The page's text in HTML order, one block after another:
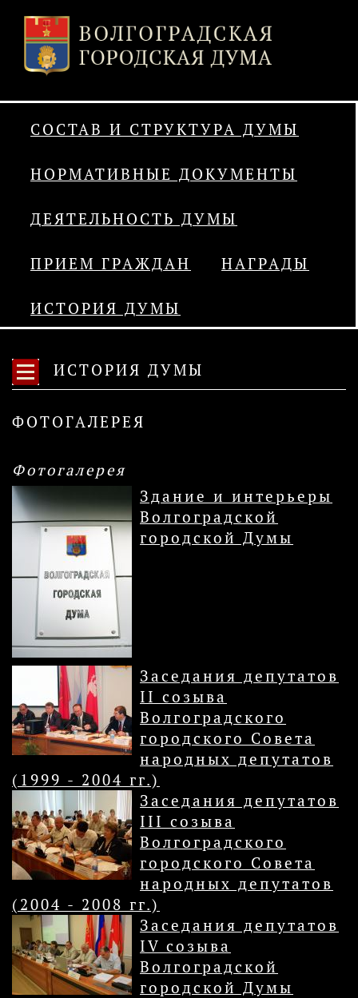
СОСТАВ И СТРУКТУРА ДУМЫ
НОРМАТИВНЫЕ ДОКУМЕНТЫ
ДЕЯТЕЛЬНОСТЬ ДУМЫ
ПРИЕМ ГРАЖДАН НАГРАДЫ
ИСТОРИЯ ДУМЫ
ИСТОРИЯ ДУМЫ
ФОТОГАЛЕРЕЯ
Фотогалерея
Здание и интерьеры
Волгоградской
городской Думы
Заседания депутатов
II созыва
Волгоградского
городского Совета
народных депутатов
(1999 - 2004 гг.)
Заседания депутатов
III созыва
Волгоградского
городского Совета
народных депутатов
(2004 - 2008 гг.)
Заседания депутатов
IV созыва
Волгоградской
городской Думы